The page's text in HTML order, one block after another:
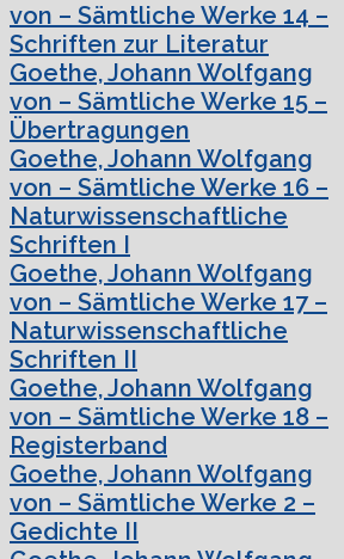
von – Sämtliche Werke 14 –
Schriften zur Literatur
Goethe, Johann Wolfgang
von – Sämtliche Werke 15 –
Übertragungen
Goethe, Johann Wolfgang
von – Sämtliche Werke 16 –
Naturwissenschaftliche
Schriften I
Goethe, Johann Wolfgang
von – Sämtliche Werke 17 –
Naturwissenschaftliche
Schriften II
Goethe, Johann Wolfgang
von – Sämtliche Werke 18 –
Registerband
Goethe, Johann Wolfgang
von – Sämtliche Werke 2 –
Gedichte II